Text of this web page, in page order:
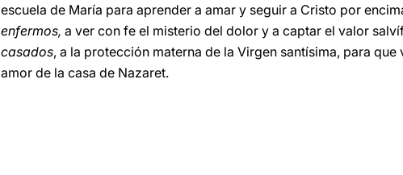
escuela de María para aprender a amar y seguir a Cristo por
enfermos, a ver con fe el misterio del dolor y a captar el valor
casados, a la protección materna de la Virgen santísima, para
amor de la casa de Nazaret.